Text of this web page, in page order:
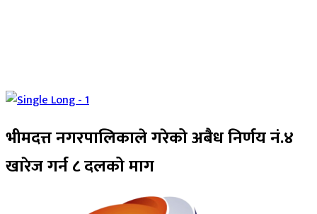
भीमदत्त नगरपालिकाले गरेको अबैध निर्णय नं.४
खारेज गर्न ८ दलको माग